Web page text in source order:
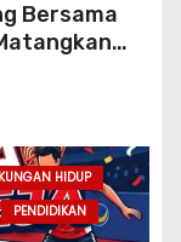
Bersama
HIDUP
PENDIDIKAN